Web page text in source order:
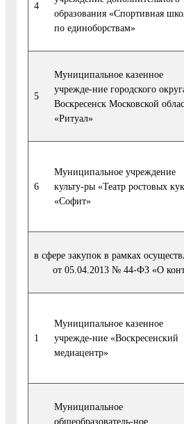
4
образования «Спортивная
по единоборствам»
5
Муниципальное казенное
учрежде-ние городского
Воскресенск Московской
«Ритуал»
6
Муниципальное учреждение
культу-ры «Театр ростовых
«Софит»
в сфере закупок в рамках
от 05.04.2013 № 44-ФЗ «О
1
Муниципальное казенное
учрежде-ние «Воскресенский
медиацентр»
Муниципальное
общеобразователь-ное